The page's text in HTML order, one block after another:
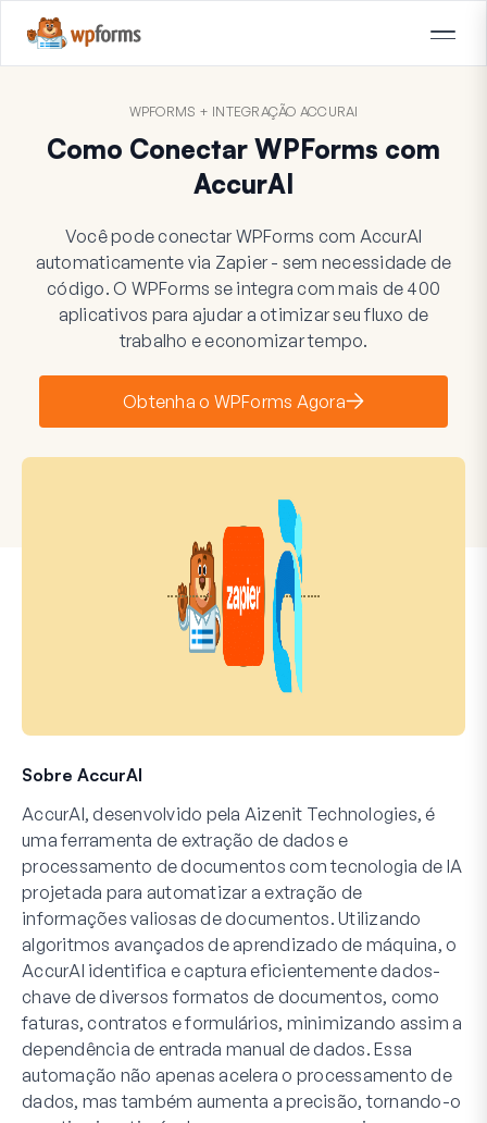
WPFORMS + INTEGRAÇÃO ACCURAI
Como Conectar WPForms com
AccurAI
Você pode conectar WPForms com AccurAI
automaticamente via Zapier - sem necessidade de
código. O WPForms se integra com mais de 400
aplicativos para ajudar a otimizar seu fluxo de
trabalho e economizar tempo.
Obtenha o WPForms Agora
Sobre AccurAI
AccurAI, desenvolvido pela Aizenit Technologies, é
uma ferramenta de extração de dados e
processamento de documentos com tecnologia de IA
projetada para automatizar a extração de
informações valiosas de documentos. Utilizando
algoritmos avançados de aprendizado de máquina, o
AccurAI identifica e captura eficientemente dados-
chave de diversos formatos de documentos, como
faturas, contratos e formulários, minimizando assim a
dependência de entrada manual de dados. Essa
automação não apenas acelera o processamento de
dados, mas também aumenta a precisão, tornando-o